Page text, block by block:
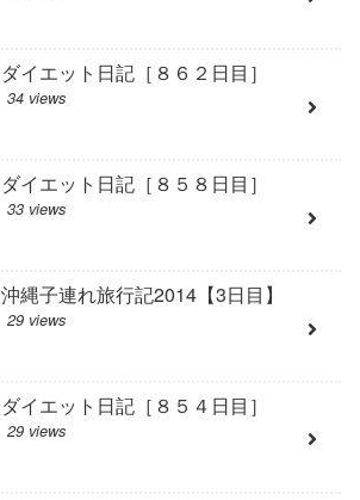
ダイエット日記［８６２日目］
34 views
ダイエット日記［８５８日目］
33 views
沖縄子連れ旅行記2014【3日目】
29 views
ダイエット日記［８５４日目］
29 views